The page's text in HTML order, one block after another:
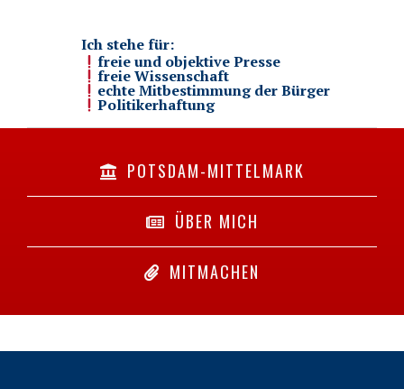
Ich stehe für:
freie und objektive Presse
freie Wissenschaft
echte Mitbestimmung der Bürger
Politikerhaftung
POTSDAM-MITTELMARK
ÜBER MICH
MITMACHEN